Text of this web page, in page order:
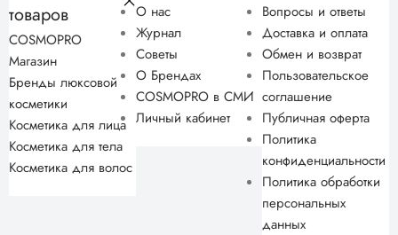
товаров
COSMOPRO
Магазин
Бренды люксовой
косметики
Косметика для лица
Косметика для тела
Косметика для волос
О нас
Журнал
Советы
О Брендах
COSMOPRO в СМИ
Личный кабинет
Вопросы и ответы
Доставка и оплата
Обмен и возврат
Пользовательское
соглашение
Публичная оферта
Политика
конфиденциальности
Политика обработки
персональных
данных